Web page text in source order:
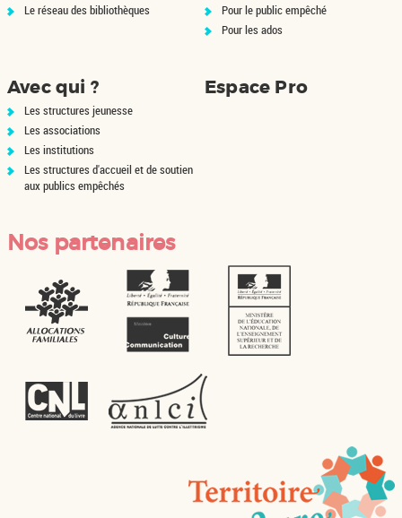
Le réseau des bibliothèques
Pour le public empêché
Pour les ados
Avec qui ?
Les structures jeunesse
Les associations
Les institutions
Les structures d'accueil et de soutien
aux publics empêchés
Espace Pro
Nos partenaires